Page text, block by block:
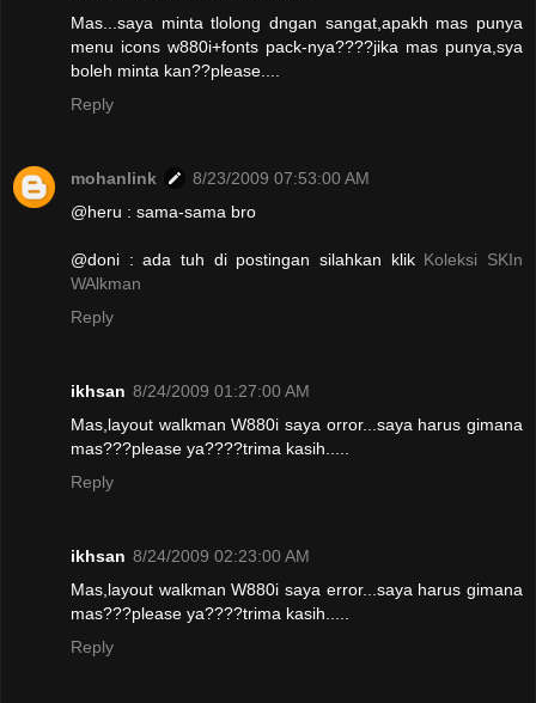
Mas...saya minta tlolong dngan sangat,apakh mas punya
menu icons w880i+fonts pack-nya????jika mas punya,sya
boleh minta kan??please....
Reply
mohanlink
8/23/2009 07:53:00 AM
@heru : sama-sama bro
@doni : ada tuh di postingan silahkan klik Koleksi SKIn
WAlkman
Reply
ikhsan 8/24/2009 01:27:00 AM
Mas,layout walkman W880i saya orror...saya harus gimana
mas???please ya????trima kasih.....
Reply
ikhsan 8/24/2009 02:23:00 AM
Mas,layout walkman W880i saya error...saya harus gimana
mas???please ya????trima kasih.....
Reply